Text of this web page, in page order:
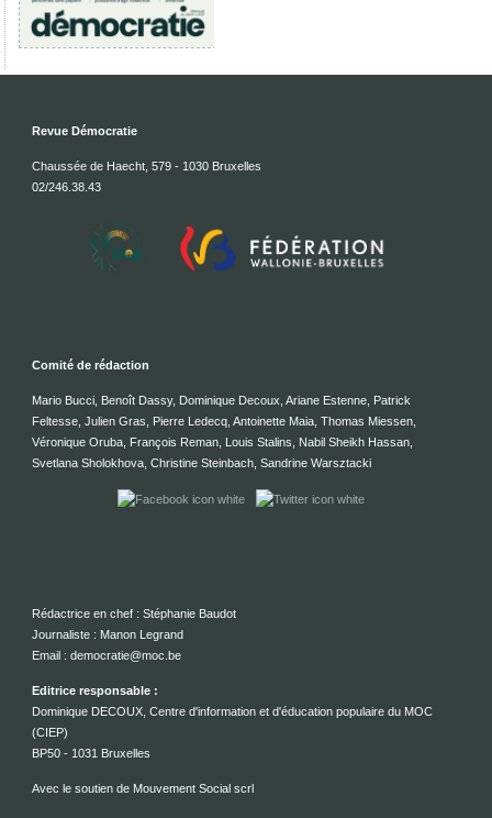
Revue Démocratie
Chaussée de Haecht, 579 - 1030 Bruxelles
02/246.38.43
Comité de rédaction
Mario Bucci, Benoît Dassy, Dominique Decoux, Ariane Estenne, Patrick
Feltesse, Julien Gras, Pierre Ledecq, Antoinette Maia, Thomas Miessen,
Véronique Oruba, François Reman, Louis Stalins, Nabil Sheikh Hassan,
Svetlana Sholokhova, Christine Steinbach, Sandrine Warsztacki
Rédactrice en chef : Stéphanie Baudot
Journaliste : Manon Legrand
Email : democratie@moc.be
Editrice responsable :
Dominique DECOUX, Centre d'information et d'éducation populaire du MOC
(CIEP)
BP50 - 1031 Bruxelles
Avec le soutien de Mouvement Social scrl